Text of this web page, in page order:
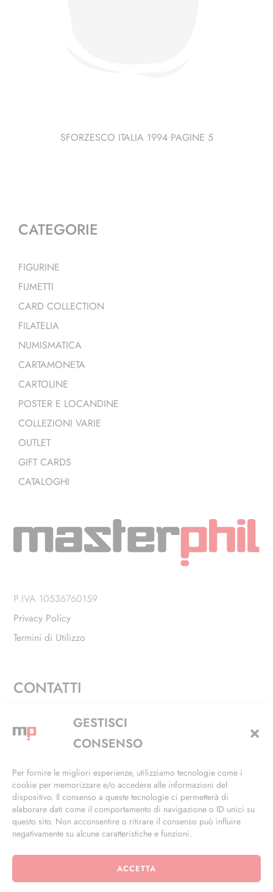
GESTISCI
CONSENSO
Per fornire le migliori esperienze, utilizziamo tecnologie come i
cookie per memorizzare e/o accedere alle informazioni del
dispositivo. Il consenso a queste tecnologie ci permetterà di
elaborare dati come il comportamento di navigazione o ID unici su
questo sito. Non acconsentire o ritirare il consenso può influire
negativamente su alcune caratteristiche e funzioni.
ACCETTA
SFORZESCO ITALIA 1994 PAGINE 5
CATEGORIE
FIGURINE
FUMETTI
CARD COLLECTION
FILATELIA
NUMISMATICA
CARTAMONETA
CARTOLINE
POSTER E LOCANDINE
COLLEZIONI VARIE
OUTLET
GIFT CARDS
CATALOGHI
P.IVA 10536760159
Privacy Policy
Termini di Utilizzo
CONTATTI
Via Alfieri, 27 - Trezzano Sul Naviglio (MI)
+39 02 4846 3155
info@masterphil.it